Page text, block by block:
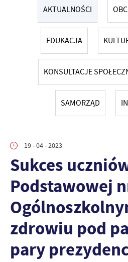
AKTUALNOŚCI
EDUKACJA
KONSULTACJE
SAMORZĄD
19 - 04 - 2023
Sukces
Podstawowej
zdrowiu pod
pary